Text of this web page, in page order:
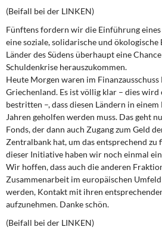
(Beifall bei der LINKEN)
Fünftens fordern wir die Einführung
eine soziale, solidarische und
Länder des Südens überhaupt eine
Schuldenkrise herauszukommen.
Heute Morgen waren im Finanzausschuss
Griechenland. Es ist völlig klar – dies
bestritten –, dass diesen Ländern in einem
Jahren geholfen werden muss. Das geht
Fonds, der dann auch Zugang zum Geld
Zentralbank hat, um das entsprechend zu
dieser Initiative haben wir noch einmal
Wir hoffen, dass auch die anderen
Zusammenarbeit im europäischen
werden, Kontakt mit ihren
aufzunehmen. Danke schön.
(Beifall bei der LINKEN)